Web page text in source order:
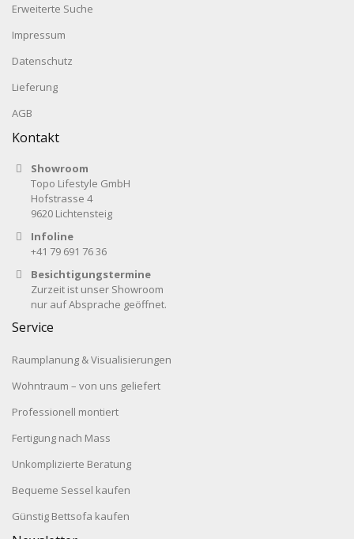
Erweiterte Suche
Impressum
Datenschutz
Lieferung
AGB
Kontakt
Showroom
Topo Lifestyle GmbH
Hofstrasse 4
9620 Lichtensteig
Infoline
+41 79 691 76 36
Besichtigungstermine
Zurzeit ist unser Showroom
nur auf Absprache geöffnet.
Service
Raumplanung & Visualisierungen
Wohntraum – von uns geliefert
Professionell montiert
Fertigung nach Mass
Unkomplizierte Beratung
Bequeme Sessel kaufen
Günstig Bettsofa kaufen